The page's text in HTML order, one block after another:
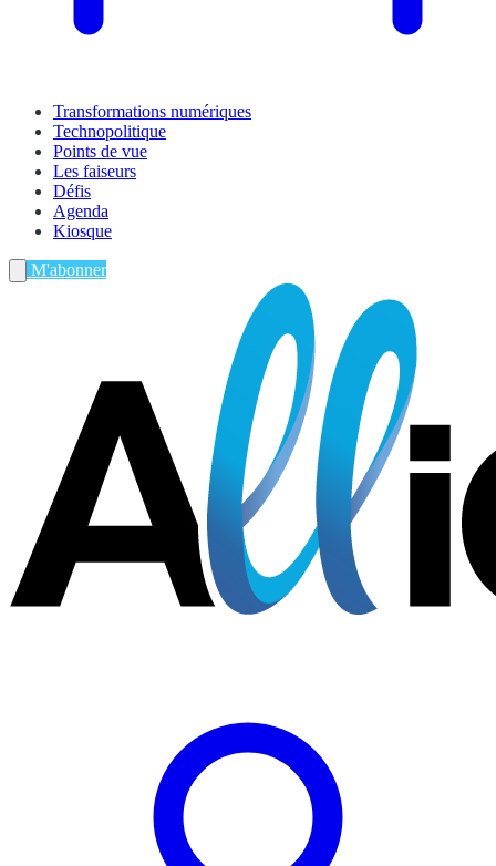
Transformations numériques
Technopolitique
Points de vue
Les faiseurs
Défis
Agenda
Kiosque
M'abonner